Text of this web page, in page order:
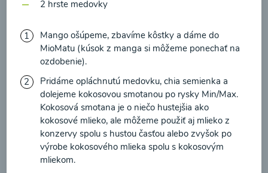
Brokolicové cappuccino
00:25 Zobraziť
Načítať ďalšie
2 hrste medovky
Mango ošúpeme, zbavíme kôstky a dáme do
MioMatu (kúsok z manga si môžeme ponechať na
ozdobenie).
Pridáme opláchnutú medovku, chia semienka a
dolejeme kokosovou smotanou po rysky Min/Max.
Kokosová smotana je o niečo hustejšia ako
kokosové mlieko, ale môžeme použiť aj mlieko z
konzervy spolu s hustou časťou alebo zvyšok po
výrobe kokosového mlieka spolu s kokosovým
mliekom.
údajova súhlasím s nimi.